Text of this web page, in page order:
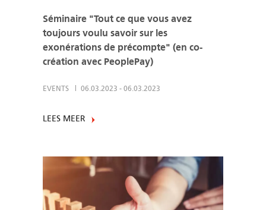
Séminaire "Tout ce que vous avez
toujours voulu savoir sur les
exonérations de précompte" (en co-
création avec PeoplePay)
EVENTS 06.03.2023 - 06.03.2023
LEES MEER